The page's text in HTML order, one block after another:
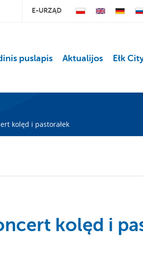
E-URZĄD
puslapis Aktualijos Ełk
kolęd i pastorałek
kolęd i